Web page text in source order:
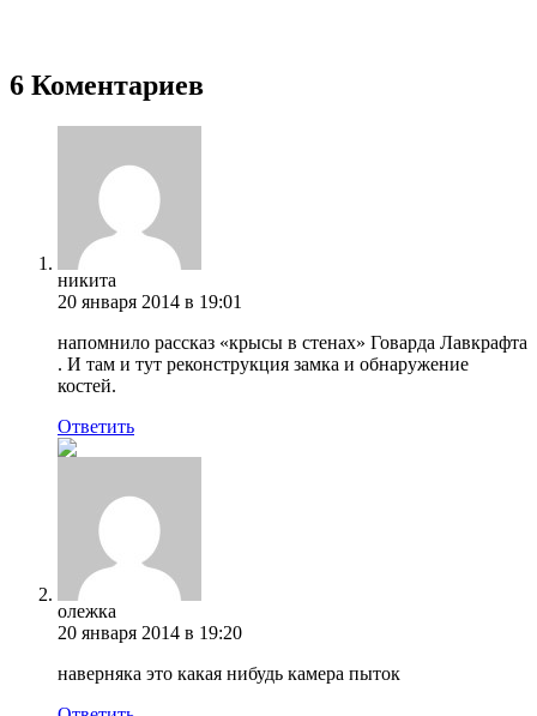
6 Коментариев
никита
20 января 2014 в 19:01
напомнило рассказ «крысы в стенах» Говарда Лавкрафта
. И там и тут реконструкция замка и обнаружение
костей.
Ответить
олежка
20 января 2014 в 19:20
наверняка это какая нибудь камера пыток